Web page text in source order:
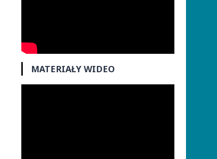
MATERIAŁY WIDEO